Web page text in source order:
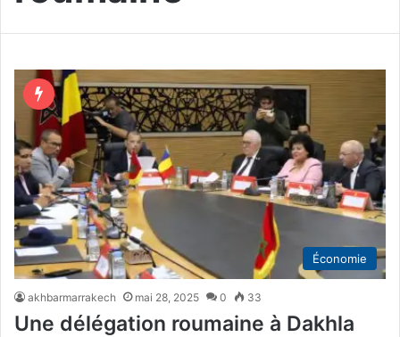
Économie
akhbarmarrakech mai 28, 2025 0 33
Une délégation roumaine à Dakhla